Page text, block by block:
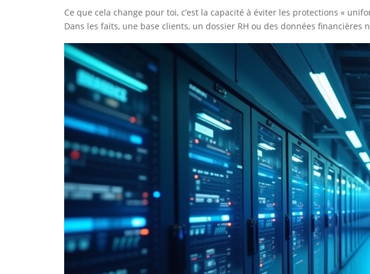
Ce que cela change pour toi, c’est la capacité à éviter les protections «
Dans les faits, une base clients, un dossier RH ou des données